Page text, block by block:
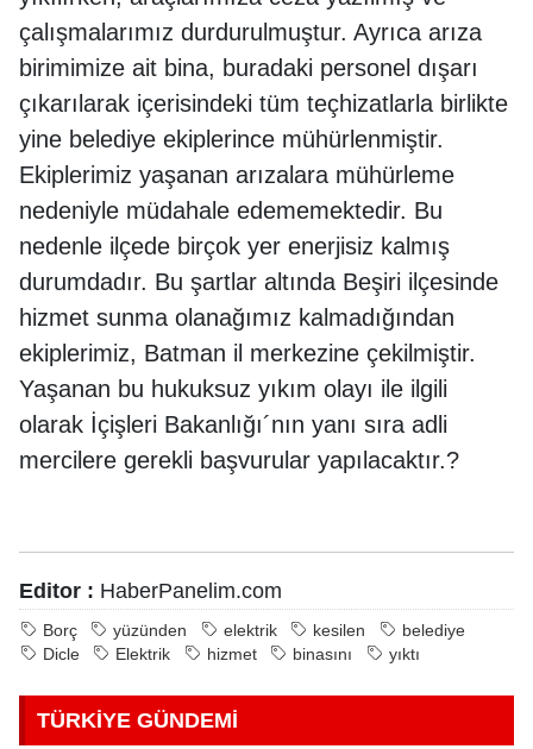
çalışmalarımız durdurulmuştur. Ayrıca arıza
birimimize ait bina, buradaki personel dışarı
çıkarılarak içerisindeki tüm teçhizatlarla birlikte
yine belediye ekiplerince mühürlenmiştir.
Ekiplerimiz yaşanan arızalara mühürleme
nedeniyle müdahale edememektedir. Bu
nedenle ilçede birçok yer enerjisiz kalmış
durumdadır. Bu şartlar altında Beşiri ilçesinde
hizmet sunma olanağımız kalmadığından
ekiplerimiz, Batman il merkezine çekilmiştir.
Yaşanan bu hukuksuz yıkım olayı ile ilgili
olarak İçişleri Bakanlığı´nın yanı sıra adli
mercilere gerekli başvurular yapılacaktır.?
Editor : HaberPanelim.com
Borç yüzünden elektrik kesilen
belediye
Dicle
Elektrik hizmet binasını yıktı
TÜRKİYE GÜNDEMİ